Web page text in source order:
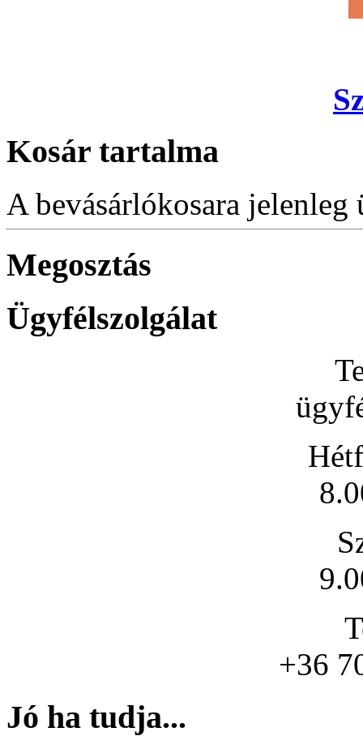
Kosár tartalma
A bevásárlókosara jelenleg
Megosztás
Ügyfélszolgálat
+36
Jó ha tudja...